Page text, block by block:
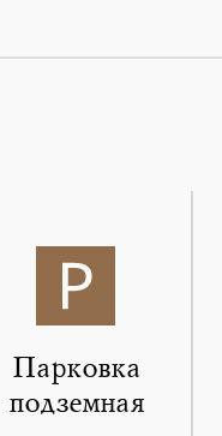
Парковка
подземная